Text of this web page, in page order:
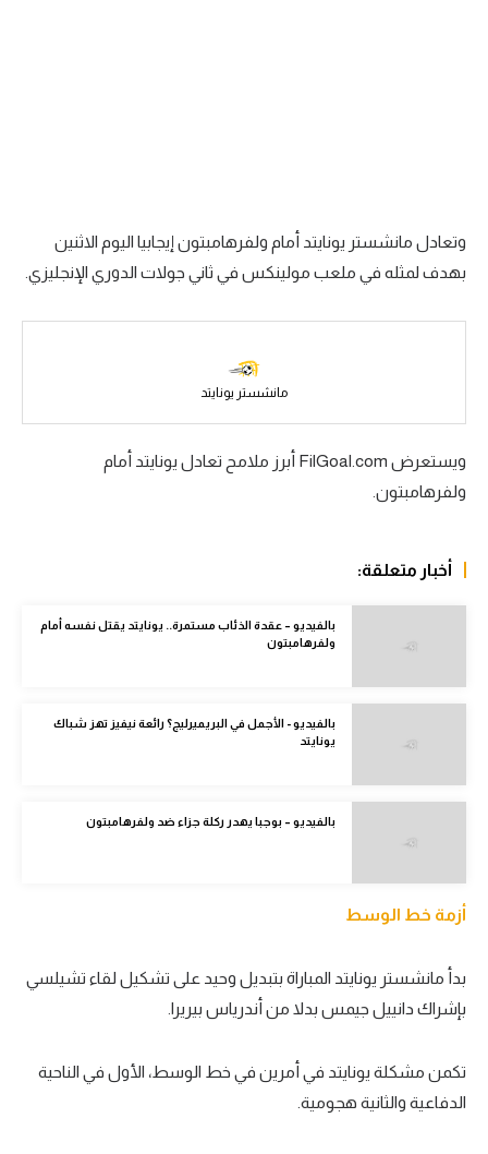
أقسام
الكرة المصرية
الدوري المصري
منتخب مصر
سعودي في الجول
الدوري الإسباني
كرة السلة الأمريكية
كرة سلة
كرة يد
الوطن العربي
في المونديال
رياضة نسائية
آسيا
وتعادل مانشستر يونايتد أمام ولفرهامبتون إيجابيا اليوم الاثنين
بهدف لمثله في ملعب مولينكس في ثاني جولات الدوري الإنجليزي.
مانشستر يونايتد
ويستعرض FilGoal.com أبرز ملامح تعادل يونايتد أمام
ولفرهامبتون.
أخبار متعلقة:
بالفيديو – عقدة الذئاب مستمرة.. يونايتد يقتل نفسه أمام
ولفرهامبتون
بالفيديو - الأجمل في البريميرليج؟ رائعة نيفيز تهز شباك
يونايتد
بالفيديو – بوجبا يهدر ركلة جزاء ضد ولفرهامبتون
أزمة خط الوسط
بدأ مانشستر يونايتد المباراة بتبديل وحيد على تشكيل لقاء تشيلسي
بإشراك دانييل جيمس بدلا من أندرياس بيريرا.
تكمن مشكلة يونايتد في أمرين في خط الوسط، الأول في الناحية
الدفاعية والثانية هجومية.